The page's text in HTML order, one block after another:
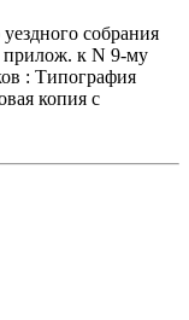
собрания
прилож. к N 9-му
: Типография
копия с